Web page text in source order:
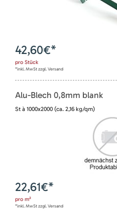
42,60€*
pro Stück
*inkl. MwSt zzgl. Versand
Alu-Blech 0,8mm blank
St à 1000x2000 (ca. 2,16 kg/qm)
22,61€*
pro m²
*inkl. MwSt zzgl. Versand